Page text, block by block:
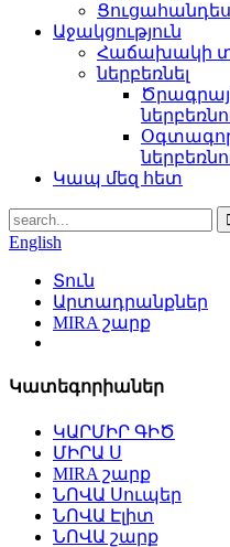
Աջակցություն
Հաճախակի
ներբեռնել
Կապ մեզ հետ
English
Տուն
Արտադրանքներ
MIRA շարք
Կատեգորիաներ
ԿԱՐՄԻՐ ԳԻԾ
ՄԻՐԱ Ս
MIRA շարք
ՆՈՎԱ Սուպեր
ՆՈՎԱ Էլիտ
ՆՈՎԱ շարք